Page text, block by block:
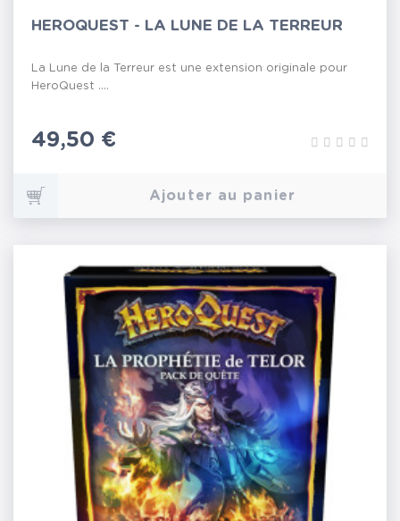
HEROQUEST - LA LUNE DE LA TERREUR
La Lune de la Terreur est une extension originale pour
HeroQuest ....
Prix
49,50 €
Ajouter au panier